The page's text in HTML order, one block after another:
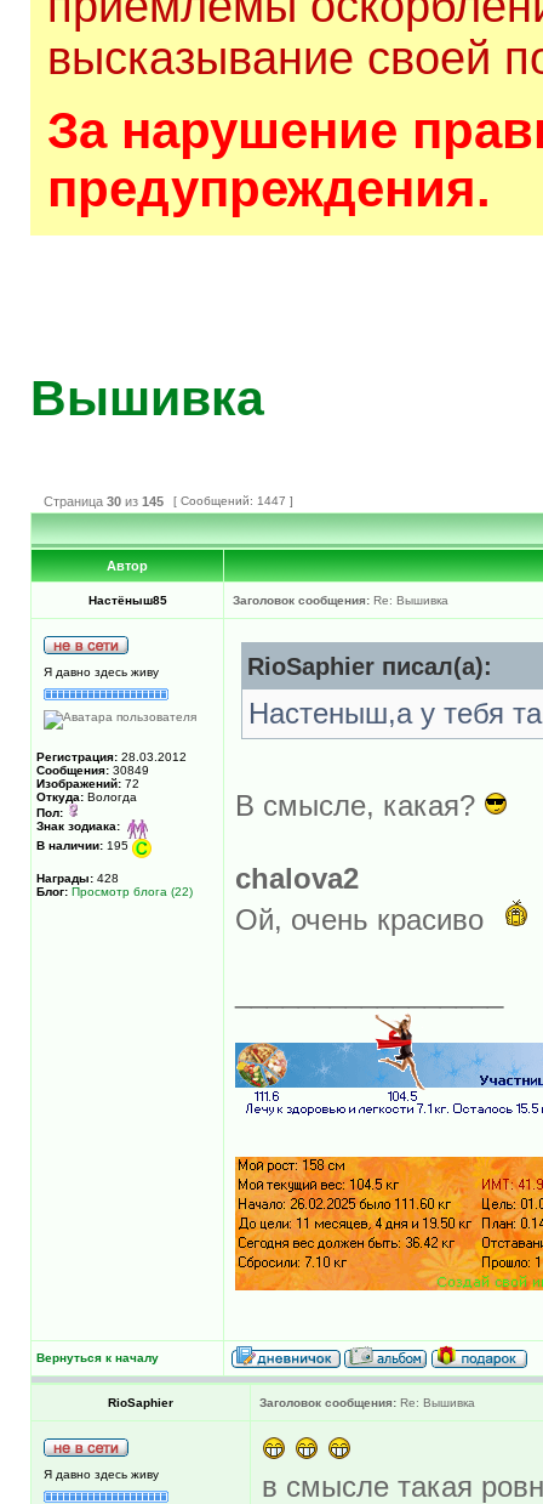
высказывание своей
За нарушение
предупреждения.
Вышивка
Страница 30 из 145 [ Сообщений: 1447 ]
Автор
Настёныш85 Заголовок сообщения: Re: Вышивка
Я давно здесь живу
Регистрация: 28.03.2012
Сообщения: 30849
Изображений: 72
Откуда: Вологда
Пол:
Знак зодиака:
В наличии: 195
Награды: 428
Блог: Просмотр блога (22)
RioSaphier писал(а):
Настеныш,а у тебя
В смысле, какая?
chalova2
Ой, очень красиво
Вернуться к началу
RioSaphier Заголовок сообщения: Re: Вышивка
Я давно здесь живу в смысле такая